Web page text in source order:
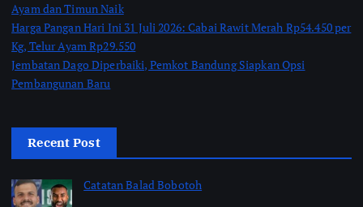
Ayam dan Timun Naik
Harga Pangan Hari Ini 31 Juli 2026: Cabai Rawit Merah Rp54.450 per
Kg, Telur Ayam Rp29.550
Jembatan Dago Diperbaiki, Pemkot Bandung Siapkan Opsi
Pembangunan Baru
Recent Post
Catatan Balad Bobotoh